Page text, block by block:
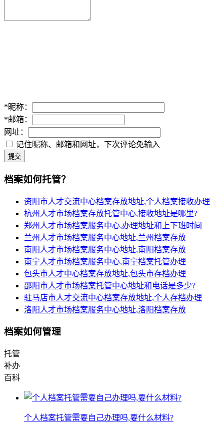
*昵称：
*邮箱：
网址：
记住昵称、邮箱和网址，下次评论免输入
提交
档案如何托管？
资阳市人才交流中心档案存放地址,个人档案接收办理
杭州人才市场档案存放托管中心,接收地址是哪里?
郑州人才市场档案服务中心,办理地址和上下班时间
兰州人才市场档案服务中心地址,兰州档案存放
南阳人才市场档案服务中心地址,南阳档案存放
南宁人才市场档案服务中心,南宁档案托管办理
包头市人才中心档案存放地址,包头市存档办理
邵阳市人才市场档案托管中心地址和电话是多少?
驻马店市人才交流中心档案存放地址,个人存档办理
洛阳人才市场档案服务中心地址,洛阳档案存放
档案如何管理
托管
补办
百科
个人档案托管需要自己办理吗,要什么材料?